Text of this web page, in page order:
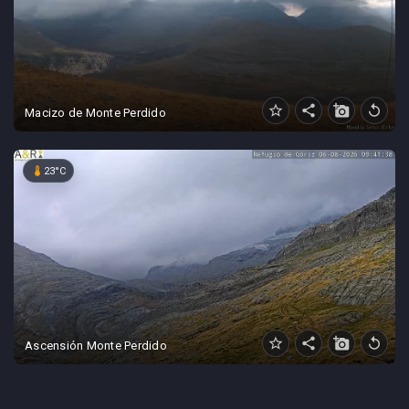
star_border share add_a_photo replay
Macizo de Monte Perdido
star_border share add_a_photo replay
device_thermostat 23°C
Ascensión Monte Perdido